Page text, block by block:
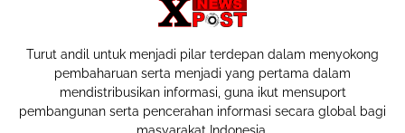
Turut andil untuk menjadi pilar terdepan dalam menyokong
pembaharuan serta menjadi yang pertama dalam
mendistribusikan informasi, guna ikut mensuport
pembangunan serta pencerahan informasi secara global bagi
masyarakat Indonesia.